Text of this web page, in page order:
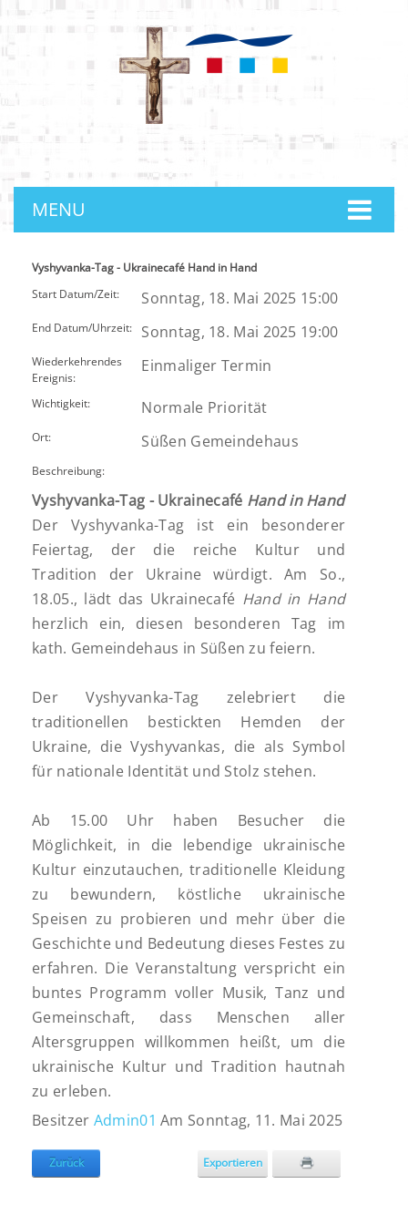
anmelden
MENU
Vyshyvanka-Tag - Ukrainecafé Hand in Hand
Start Datum/Zeit:
Sonntag, 18. Mai 2025 15:00
End Datum/Uhrzeit: Sonntag, 18. Mai 2025 19:00
Wiederkehrendes
Ereignis:
Einmaliger Termin
Wichtigkeit: Normale Priorität
Ort: Süßen Gemeindehaus
Beschreibung:
Vyshyvanka-Tag - Ukrainecafé Hand in Hand
Der Vyshyvanka-Tag ist ein besonderer
Feiertag, der die reiche Kultur und
Tradition der Ukraine würdigt. Am So.,
18.05., lädt das Ukrainecafé Hand in Hand
herzlich ein, diesen besonderen Tag im
kath. Gemeindehaus in Süßen zu feiern.
Der Vyshyvanka-Tag zelebriert die
traditionellen bestickten Hemden der
Ukraine, die Vyshyvankas, die als Symbol
für nationale Identität und Stolz stehen.
Ab 15.00 Uhr haben Besucher die
Möglichkeit, in die lebendige ukrainische
Kultur einzutauchen, traditionelle Kleidung
zu bewundern, köstliche ukrainische
Speisen zu probieren und mehr über die
Geschichte und Bedeutung dieses Festes zu
erfahren. Die Veranstaltung verspricht ein
buntes Programm voller Musik, Tanz und
Gemeinschaft, dass Menschen aller
Altersgruppen willkommen heißt, um die
ukrainische Kultur und Tradition hautnah
zu erleben.
Besitzer Admin01 Am Sonntag, 11. Mai 2025
Zurück Exportieren